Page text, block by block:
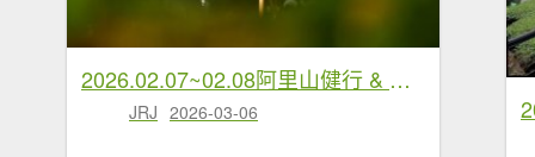
2026.02.07~02.08阿里山健行 & 阿里山石棹森林茶席(嘉義/登山/JRJ紀錄分
JRJ 2026-03-06